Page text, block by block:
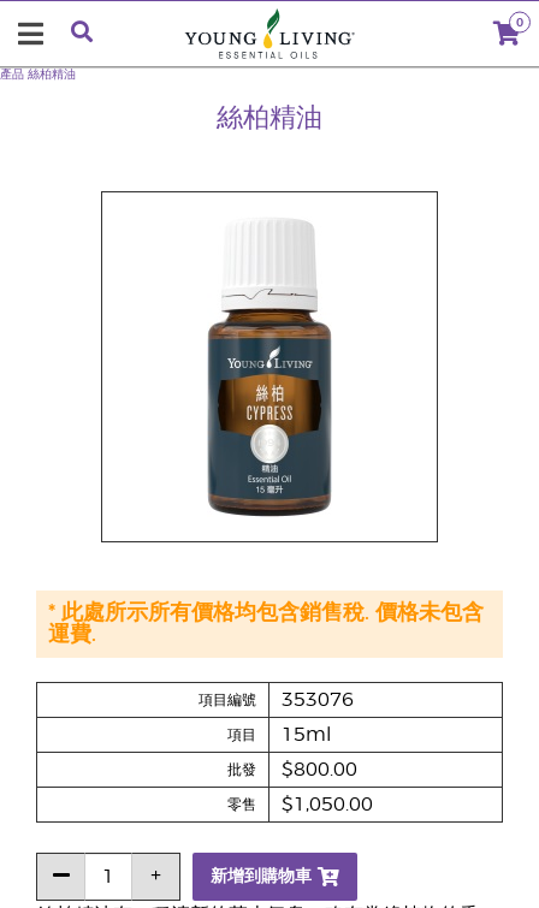
0
絲柏精油
產品 絲柏精油
項目編號 353076
項目 15ml
批發 $800.00
零售 $1,050.00
新增到購物車
* 此處所示所有價格均包含銷售稅. 價格未包含
運費.